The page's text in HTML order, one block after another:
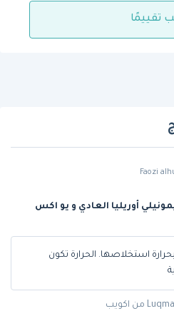
تقييمًا
أوريليا العادي و يو اكس
بحرارة استخلاصها. الحرارة تكون